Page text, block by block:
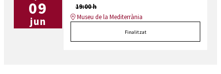
09
jun
19:00 h
Museu de la Mediterrània
Finalitzat